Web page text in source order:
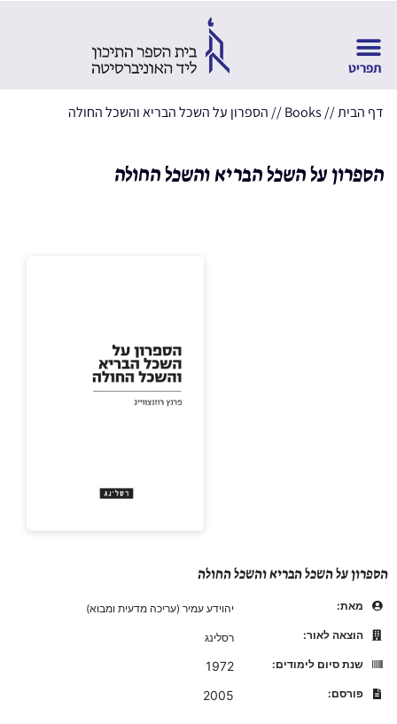
דף הבית//
Books
// הספרון על השכל הבריא והשכל החולה
הספרון על השכל הבריא והשכל החולה
הספרון על השכל הבריא והשכל החולה
מאת:
יהוידע עמיר (עריכה מדעית ומבוא)
הוצאה לאור:
רסלינג
שנת סיום לימודים:
1972
פורסם: 2005